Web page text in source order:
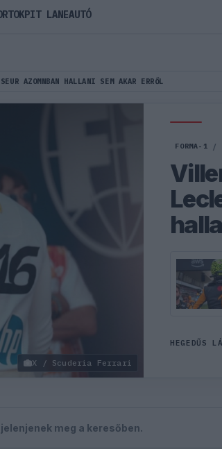
AZOMNBAN HALLANI SEM AKAR ERRŐL
X / Scuderia Ferrari
FORMA-1 /
HEGEDŰS
meg a keresőben.
PIT LANEAUTÓ